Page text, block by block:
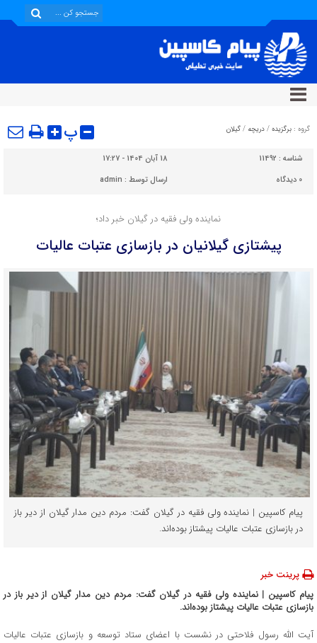
گروه : برگزیده / دریچه / گیلان پ
شناسه : 11492
18 آبان 1404 - 17:27
0 دیدگاه ارسال توسط : admin
نماینده ولی فقیه در گیلان خبر داد؛
پیشتازی گیلانیان در بازسازی عتبات عالیات
پیام کاسپین | نماینده ولی فقیه در گیلان گفت: مردم دین مدار گیلان از دیر باز
در بازسازی عتبات عالیات پیشتاز بوده‌اند.
پرینت خبر
پیام کاسپین | نماینده ولی فقیه در گیلان گفت: مردم دین مدار گیلان از دیر باز در
بازسازی عتبات عالیات پیشتاز بوده‌اند.
آیت الله رسول فلاحتی در نشست با اعضای ستاد توسعه و بازسازی عتبات عالیات